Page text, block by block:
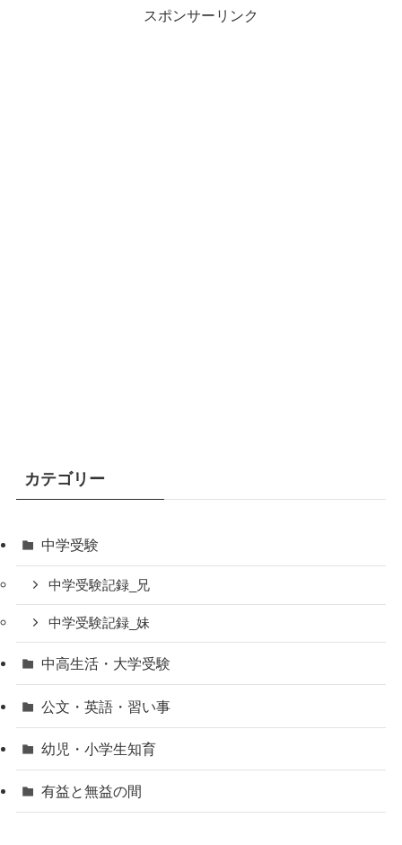
スポンサーリンク
カテゴリー
中学受験
中学受験記録_兄
中学受験記録_妹
中高生活・大学受験
公文・英語・習い事
幼児・小学生知育
有益と無益の間